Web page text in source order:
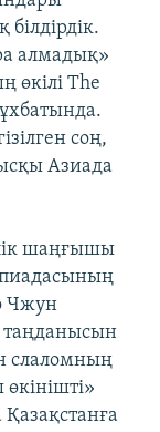
алмадық»
өкілі The
соң,
Азиада
шаңғышы
Чжун
таңданысын
слаломның